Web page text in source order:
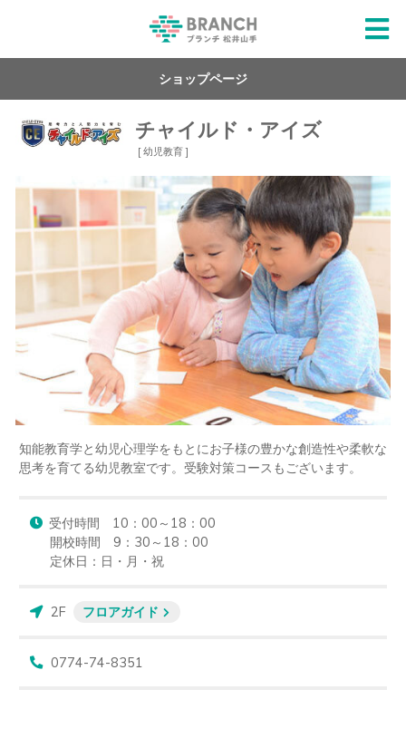
ショップページ
チャイルド・アイズ
[ 幼児教育 ]
知能教育学と幼児心理学をもとにお子様の豊かな創造性や柔軟な
思考を育てる幼児教室です。受験対策コースもございます。
受付時間　10：00～18：00
開校時間　9：30～18：00
定休日：日・月・祝
2F フロアガイド
0774-74-8351